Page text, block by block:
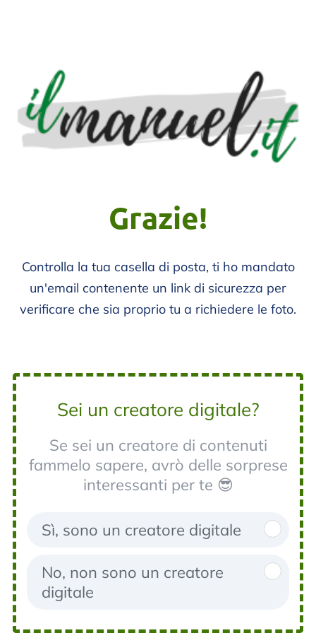
Grazie!
Controlla la tua casella di posta, ti ho mandato
un'email contenente un link di sicurezza per
verificare che sia proprio tu a richiedere le foto.
Sei un creatore digitale?
Se sei un creatore di contenuti
fammelo sapere, avrò delle sorprese
interessanti per te 😎
Sì, sono un creatore digitale
No, non sono un creatore
digitale